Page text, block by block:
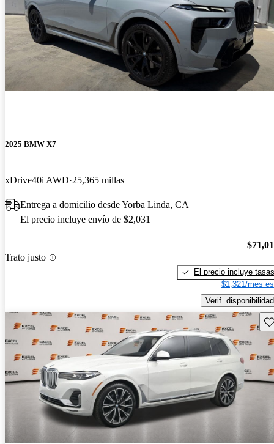
2025 BMW X7
xDrive40i AWD 25,365 millas
Entrega a domicilio desde Yorba Linda, CA
El precio incluye envío de $2,031
Trato justo
El precio incluye tasas
$1,321/mes
Verif. disponibilidad